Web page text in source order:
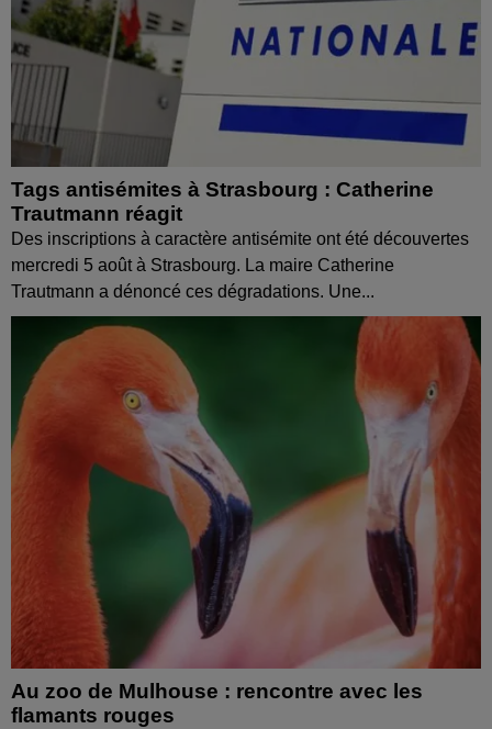
Tags antisémites à Strasbourg : Catherine
Trautmann réagit
Des inscriptions à caractère antisémite ont été découvertes
mercredi 5 août à Strasbourg. La maire Catherine
Trautmann a dénoncé ces dégradations. Une...
Au zoo de Mulhouse : rencontre avec les
flamants rouges